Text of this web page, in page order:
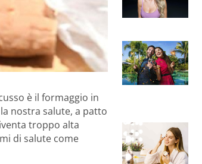
è il formaggio in
nostra salute, a patto
troppo alta
di salute come